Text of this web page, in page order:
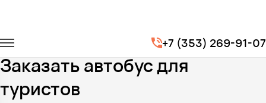
+7 (353) 269-91-07
Туристические маршруты
Автобус для туристов
Заказать автобус для
туристов